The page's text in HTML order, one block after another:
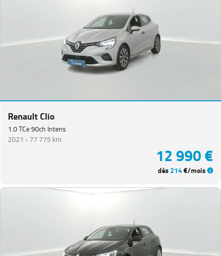
Renault Clio
1.0 TCe 90ch Intens
2021 -77 775 km
12 990 €
dès 214€/mois